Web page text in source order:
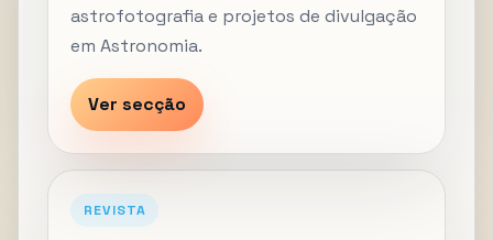
astrofotografia e projetos de divulgação
em Astronomia.
Ver secção
REVISTA